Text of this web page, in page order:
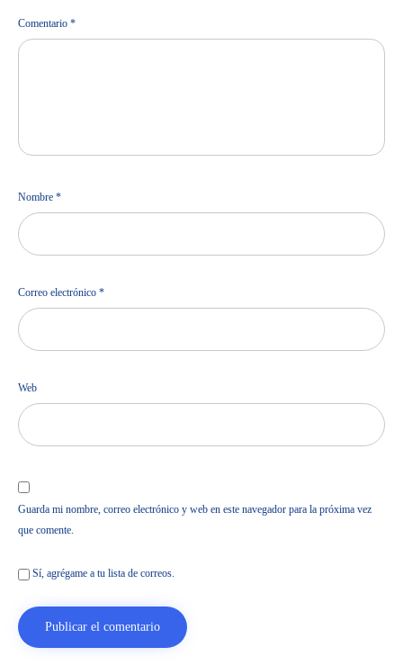
Comentario *
Nombre *
Correo electrónico *
Web
Guarda mi nombre, correo electrónico y web en este navegador para la próxima vez
que comente.
Sí, agrégame a tu lista de correos.